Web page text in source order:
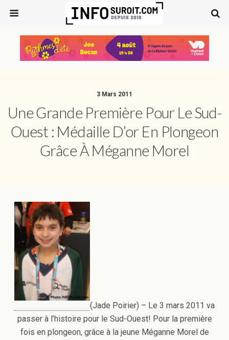
3 Mars 2011
Une Grande Première Pour Le Sud-
Ouest : Médaille D’or En Plongeon
Grâce À Méganne Morel
(Jade Poirier) – Le 3 mars 2011 va
passer à l’histoire pour le Sud-Ouest! Pour la première
fois en plongeon, grâce à la jeune Méganne Morel de